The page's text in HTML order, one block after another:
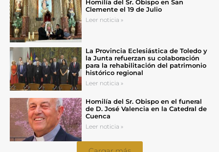
Homilía del Sr. Obispo en San
Clemente el 19 de Julio
Leer noticia »
La Provincia Eclesiástica de Toledo y
la Junta refuerzan su colaboración
para la rehabilitación del patrimonio
histórico regional
Leer noticia »
Homilía del Sr. Obispo en el funeral
de D. José Valencia en la Catedral de
Cuenca
Leer noticia »